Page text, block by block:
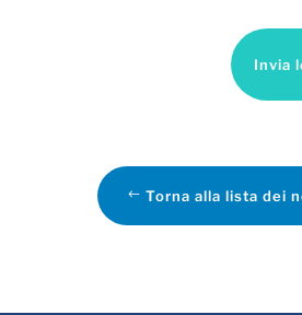
Invia
Torna alla lista dei